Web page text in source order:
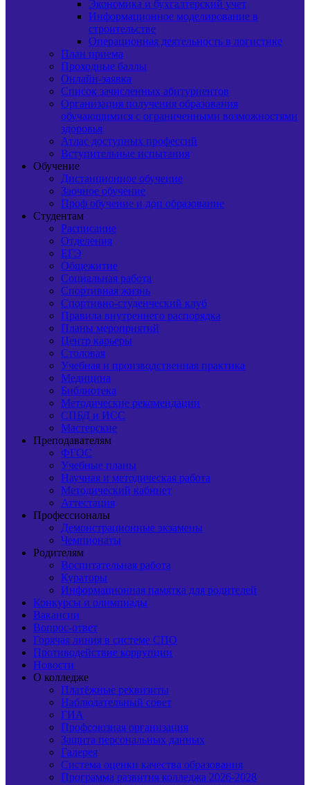
Экономика и бухгалтерский учет
Информационное моделирование в
строительстве
Операционная деятельность в логистике
План приема
Проходные баллы
Онлайн-заявка
Список зачисленных абитуриентов
Организация получения образования
обучающимися с ограниченными возможностями
здоровья
Атлас доступных профессий
Вступительные испытания
Обучение
Дистанционное обучение
Заочное обучение
Проф обучение и доп образование
Студентам
Расписание
Отделения
ЕГЭ
Общежитие
Социальная работа
Спортивная жизнь
Спортивно-студенческий клуб
Правила внутреннего распорядка
Планы мероприятий
Центр карьеры
Столовая
Учебная и производственная практика
Медицина
Библиотека
Методические рекомендации
СПБД и ИСС
Мастерские
Преподавателям
ФГОС
Учебные планы
Научная и методическая работа
Методический кабинет
Аттестация
Профессионалы
Демонстрационные экзамены
Чемпионаты
Родителям
Воспитательная работа
Кураторы
Информационная памятка для родителей
Конкурсы и олимпиады
Вакансии
Вопрос-ответ
Горячая линия в системе СПО
Противодействие коррупции
Новости
О колледже
Платёжные реквизиты
Наблюдательный совет
ГИА
Профсоюзная организация
Защита персональных данных
Галерея
Система оценки качества образования
Программа развития колледжа 2026-2028